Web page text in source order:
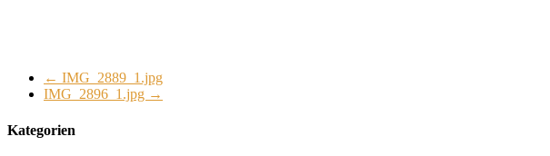
← IMG_2889_1.jpg
IMG_2896_1.jpg →
Kategorien